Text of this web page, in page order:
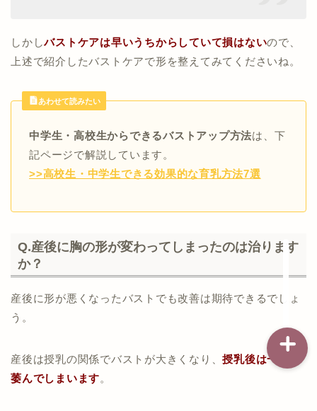
しかしバストケアは早いうちからしていて損はないので、
上述で紹介したバストケアで形を整えてみてくださいね。
あわせて読みたい
中学生・高校生からできるバストアップ方法は、下
記ページで解説しています。
>>高校生・中学生できる効果的な育乳方法7選
Q.産後に胸の形が変わってしまったのは治ります
か？
産後に形が悪くなったバストでも改善は期待できるでしょ
う。
産後は授乳の関係でバストが大きくなり、授乳後は一気に
萎んでしまいます。
記事一覧
ダイエット